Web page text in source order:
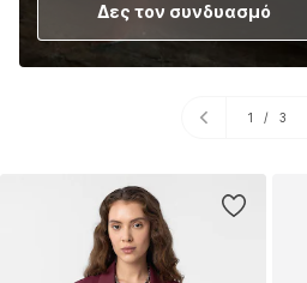
Δες τον συνδυασμό
1 / 3